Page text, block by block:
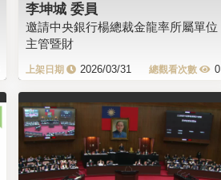
李坤城 委員
邀請中央銀行楊總裁金龍率所屬單位
主管暨財
2026/03/31 0